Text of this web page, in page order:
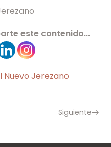
este contenido...
Nuevo Jerezano
Siguiente